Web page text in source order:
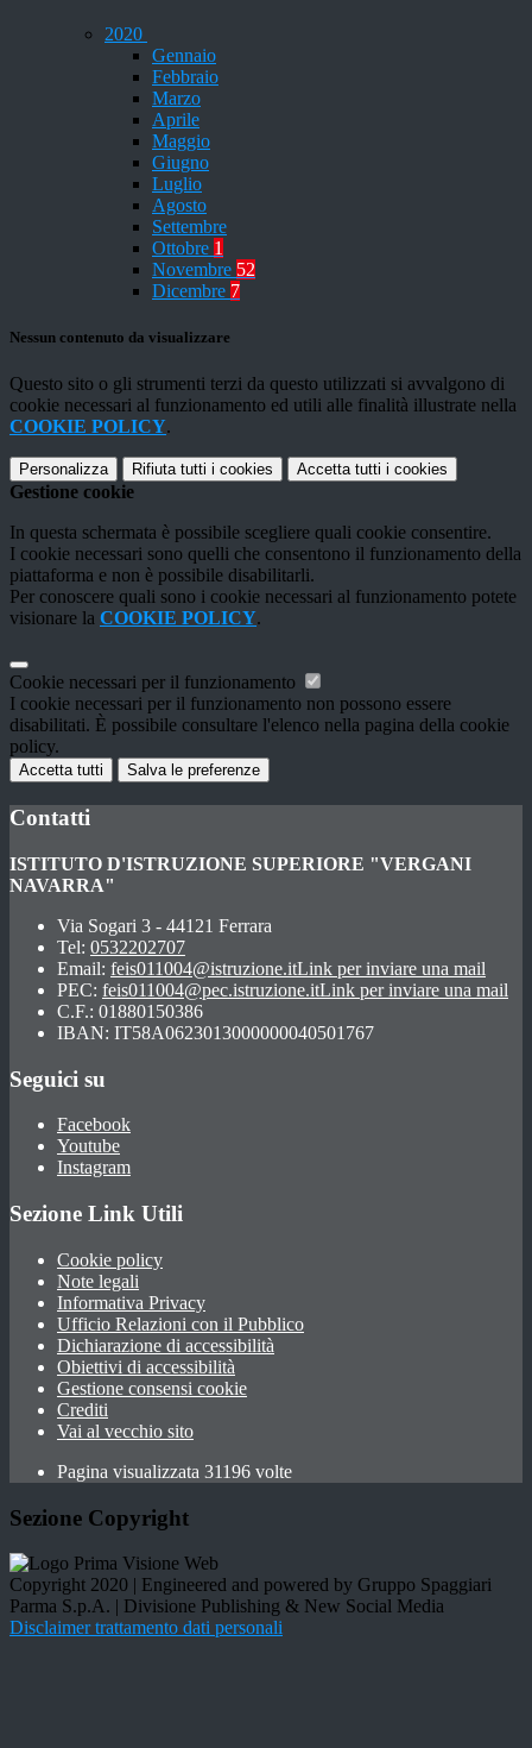
2020
Gennaio
Febbraio
Marzo
Aprile
Maggio
Giugno
Luglio
Agosto
Settembre
Ottobre 1
Novembre 52
Dicembre 7
Nessun contenuto da visualizzare
Questo sito o gli strumenti terzi da questo utilizzati si avvalgono di
cookie necessari al funzionamento ed utili alle finalità illustrate nella
COOKIE POLICY.
Personalizza Rifiuta tutti i cookies Accetta tutti i cookies
Gestione cookie
In questa schermata è possibile scegliere quali cookie consentire.
I cookie necessari sono quelli che consentono il funzionamento della
piattaforma e non è possibile disabilitarli.
Per conoscere quali sono i cookie necessari al funzionamento potete
visionare la COOKIE POLICY.
Cookie necessari per il funzionamento
I cookie necessari per il funzionamento non possono essere
disabilitati. È possibile consultare l'elenco nella pagina della cookie
policy.
Accetta tutti Salva le preferenze
Contatti
ISTITUTO D'ISTRUZIONE SUPERIORE "VERGANI
NAVARRA"
Via Sogari 3 - 44121 Ferrara
Tel: 0532202707
Email: feis011004@istruzione.itLink per inviare una mail
PEC: feis011004@pec.istruzione.itLink per inviare una mail
C.F.: 01880150386
IBAN: IT58A0623013000000040501767
Seguici su
Facebook
Youtube
Instagram
Sezione Link Utili
Cookie policy
Note legali
Informativa Privacy
Ufficio Relazioni con il Pubblico
Dichiarazione di accessibilità
Obiettivi di accessibilità
Gestione consensi cookie
Crediti
Vai al vecchio sito
Pagina visualizzata 31196 volte
Sezione Copyright
Copyright 2020 | Engineered and powered by Gruppo Spaggiari
Parma S.p.A. | Divisione Publishing & New Social Media
Disclaimer trattamento dati personali